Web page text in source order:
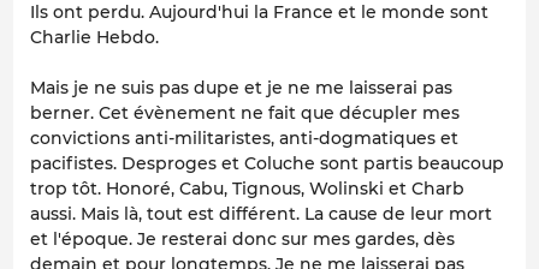
Ils ont perdu. Aujourd'hui la France et le monde sont
Charlie Hebdo.
Mais je ne suis pas dupe et je ne me laisserai pas
berner. Cet évènement ne fait que décupler mes
convictions anti-militaristes, anti-dogmatiques et
pacifistes. Desproges et Coluche sont partis beaucoup
trop tôt. Honoré, Cabu, Tignous, Wolinski et Charb
aussi. Mais là, tout est différent. La cause de leur mort
et l'époque. Je resterai donc sur mes gardes, dès
demain et pour longtemps. Je ne me laisserai pas